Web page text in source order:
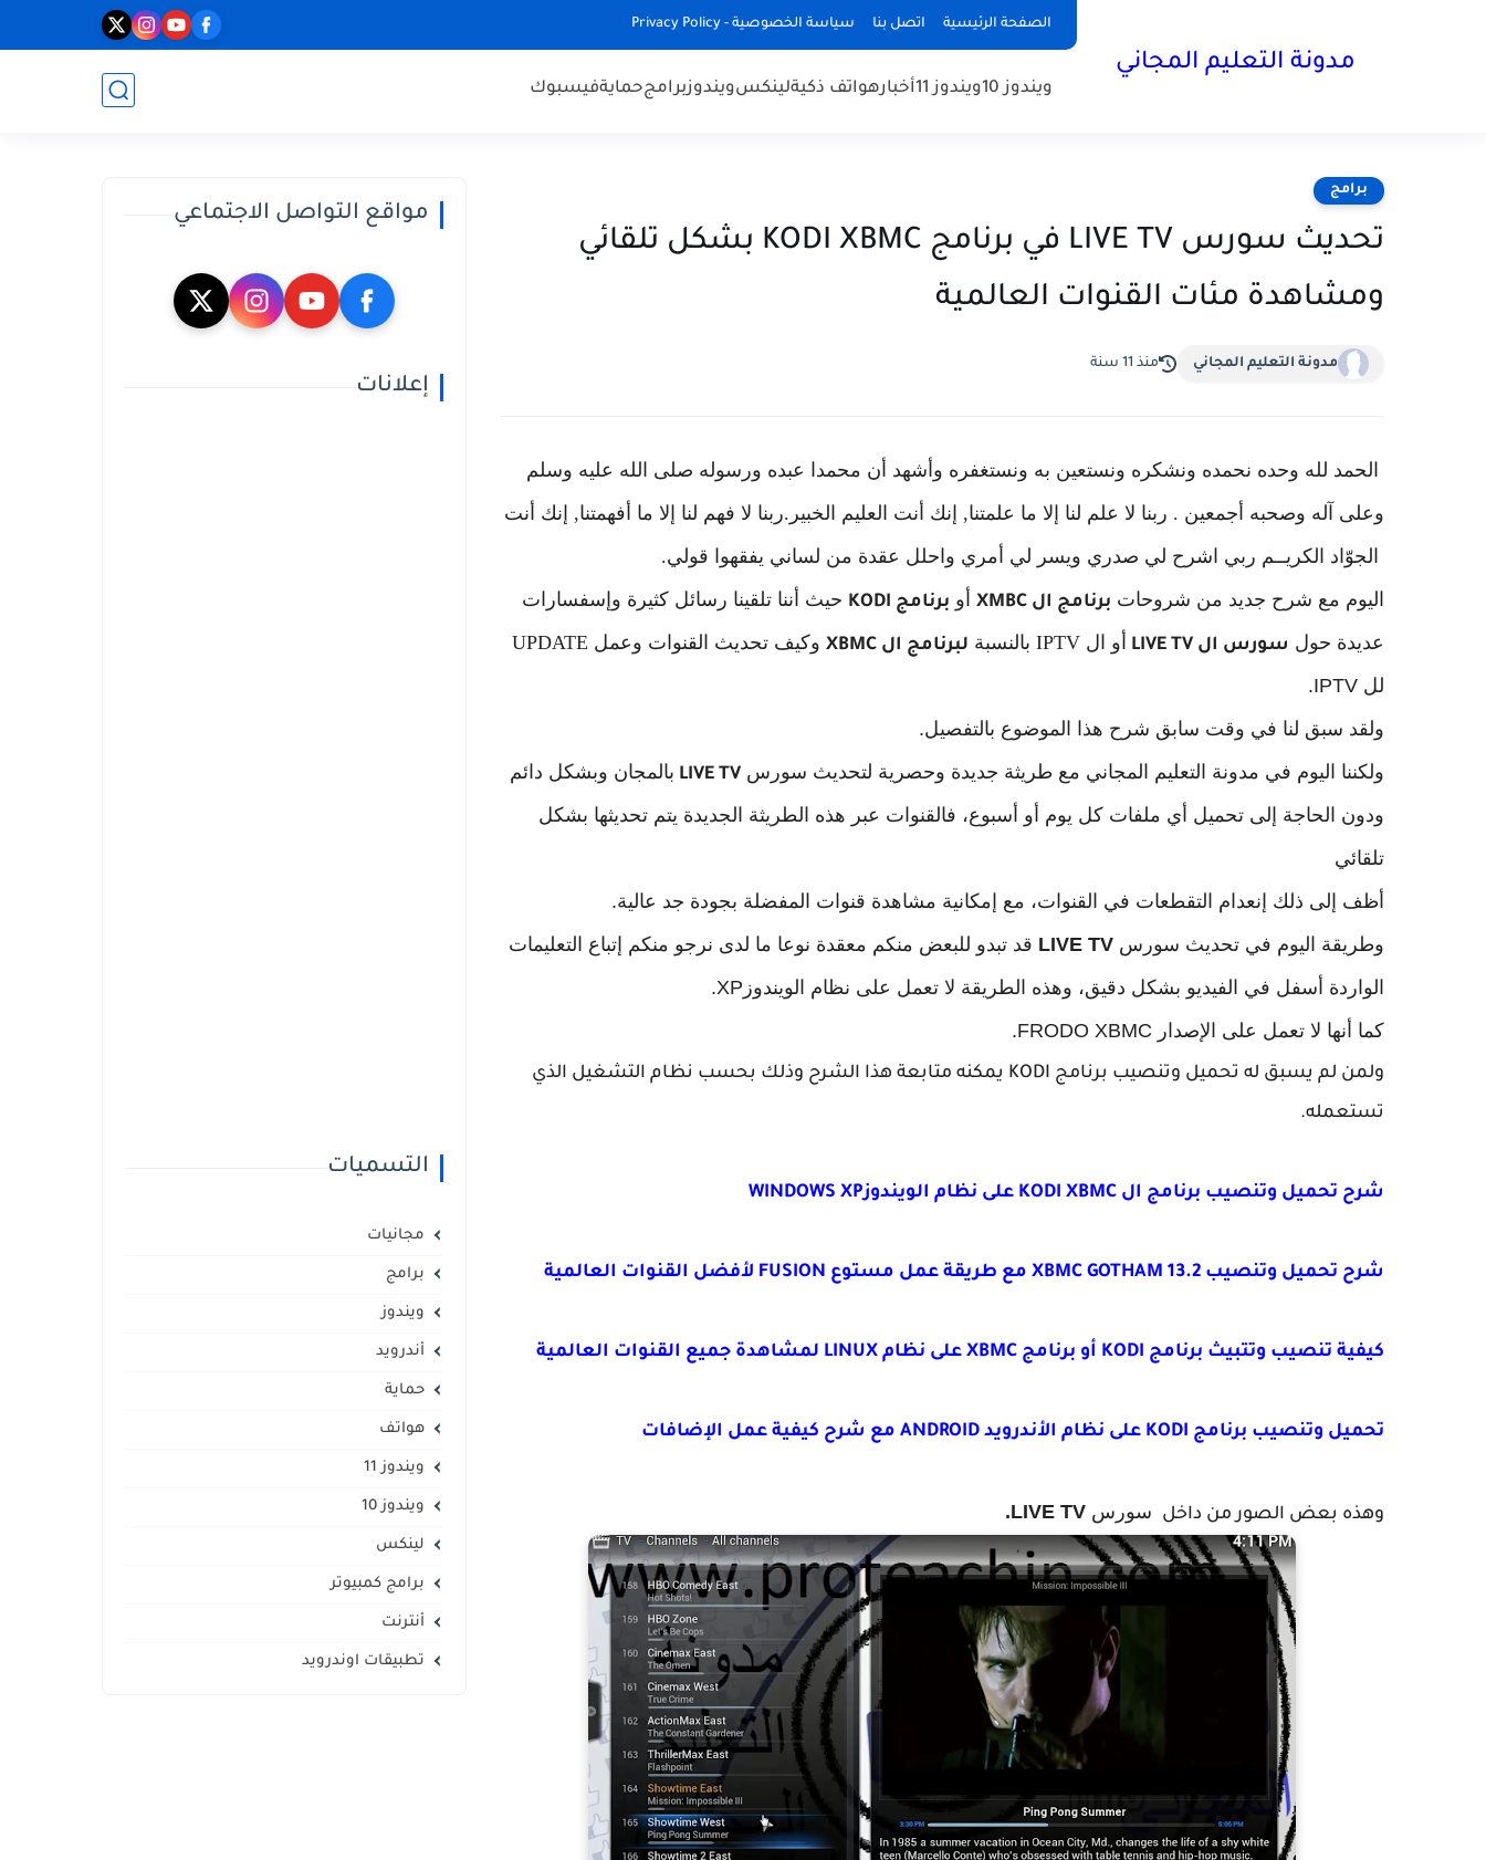
الصفحة الرئيسية اتصل بنا سياسة الخصوصية - Privacy Policy
مدونة التعليم المجاني
ويندوز 10 ويندوز 11 أخبارهواتف ذكيةلينكسويندوزبرامجحمايةفيسبوك
برامج
تحديث سورس LIVE TV في برنامج KODI XBMC بشكل تلقائي
ومشاهدة مئات القنوات العالمية
مدونة التعليم المجاني منذ 11 سنة
الحمد لله وحده نحمده ونشكره ونستعين به ونستغفره وأشهد أن محمدا عبده ورسوله صلى الله عليه وسلم
وعلى آله وصحبه أجمعين . ربنا لا علم لنا إلا ما علمتنا, إنك أنت العليم الخبير.ربنا لا فهم لنا إلا ما أفهمتنا, إنك أنت
الجوّاد الكريــم ربي اشرح لي صدري ويسر لي أمري واحلل عقدة من لساني يفقهوا قولي.
اليوم مع شرح جديد من شروحات برنامج ال XMBC أو برنامج KODI
حيث أننا تلقينا رسائل كثيرة وإسفسارات
عديدة حول سورس ال LIVE TV أو ال IPTV بالنسبة لبرنامج ال XBMC
وكيف تحديث القنوات وعمل UPDATE
لل IPTV.
ولقد سبق لنا في وقت سابق شرح هذا الموضوع بالتفصيل.
ولكننا اليوم في مدونة التعليم المجاني مع طريثة جديدة وحصرية لتحديث سورس LIVE TV بالمجان وبشكل دائم
ودون الحاجة إلى تحميل أي ملفات كل يوم أو أسبوع، فالقنوات عبر هذه الطريثة الجديدة يتم تحديثها بشكل
تلقائي
أظف إلى ذلك إنعدام التقطعات في القنوات، مع إمكانية مشاهدة قنوات المفضلة بجودة جد عالية.
وطريقة اليوم في تحديث سورس LIVE TV قد تبدو للبعض منكم معقدة نوعا ما لدى نرجو منكم إتباع التعليمات
الواردة أسفل في الفيديو بشكل دقيق، وهذه الطريقة لا تعمل على نظام الويندوزXP.
كما أنها لا تعمل على الإصدار FRODO XBMC.
ولمن لم يسبق له تحميل وتنصيب برنامج KODI يمكنه متابعة هذا الشرح وذلك بحسب نظام التشغيل الذي
تستعمله.
شرح تحميل وتنصيب برنامج ال KODI XBMC على نظام الويندوزWINDOWS XP
شرح تحميل وتنصيب XBMC GOTHAM 13.2 مع طريقة عمل مستوع FUSION لأفضل القنوات العالمية
كيفية تنصيب وتتبيث برنامج KODI أو برنامج XBMC على نظام LINUX لمشاهدة جميع القنوات العالمية
تحميل وتنصيب برنامج KODI على نظام الأندرويد ANDROID مع شرح كيفية عمل الإضافات
وهذه بعض الصور من داخل سورس LIVE TV.
مواقع التواصل الاجتماعي
إعلانات
التسميات
مجانيات
برامج
ويندوز
أندرويد
حماية
هواتف
ويندوز 11
ويندوز 10
لينكس
برامج كمبيوتر
أنترنت
تطبيقات اوندرويد